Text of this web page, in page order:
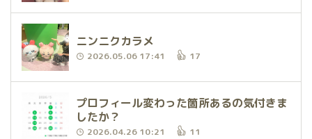
ニンニクカラメ
2026.05.06 17:41 17
プロフィール変わった箇所あるの気付きま
したか？
2026.04.26 10:21 11